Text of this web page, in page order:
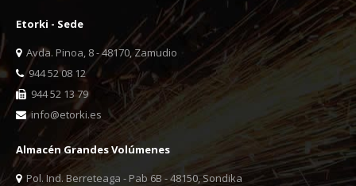
Etorki - Sede
Avda. Pinoa, 8 - 48170, Zamudio
944 52 08 12
944 52 13 79
info@etorki.es
Almacén Grandes Volúmenes
Pol. Ind. Berreteaga - Pab 6B - 48150, Sondika